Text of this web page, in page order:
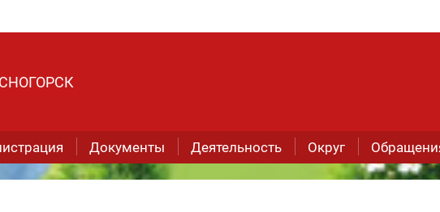
Документы Деятельность Округ